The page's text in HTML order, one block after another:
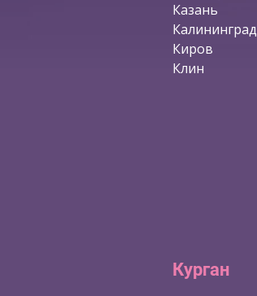
Казань
Калининград
Киров
Клин
Курган